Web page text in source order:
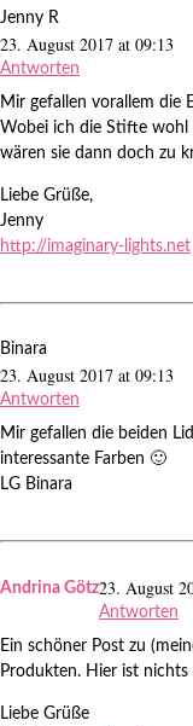
Jenny R
23. August 2017 at 09:13
Antworten
Mir gefallen vorallem die
Wobei ich die Stifte wohl
wären sie dann doch zu
Liebe Grüße,
Jenny
http://imaginary-lights.net
Binara
23. August 2017 at 09:13
Antworten
Mir gefallen die beiden
interessante Farben 🙂
LG Binara
Andrina Götz23. August
Antworten
Ein schöner Post zu
Produkten. Hier ist
Liebe Grüße